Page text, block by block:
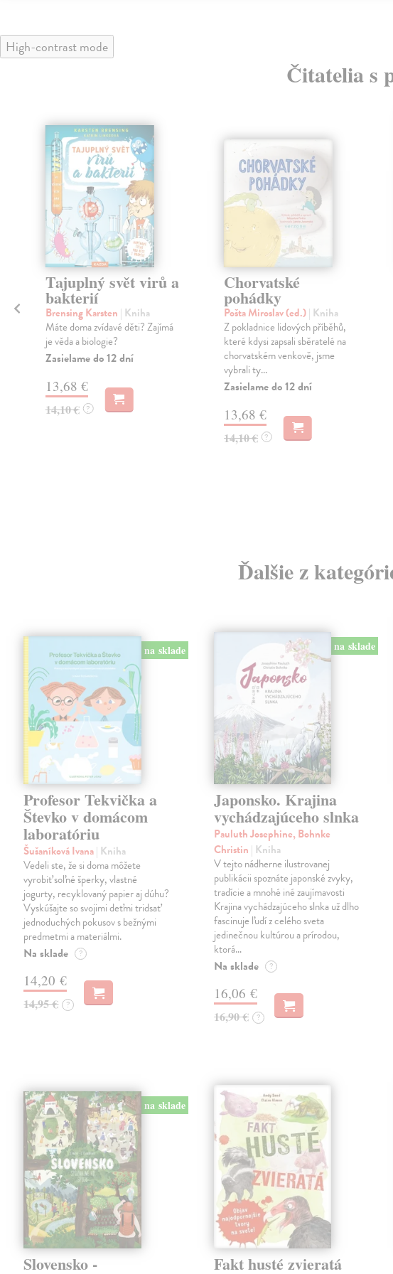
High-contrast mode
Čitatelia s
Tajuplný svět virů a
bakterií
Brensing Karsten | Kniha
Máte doma zvídavé děti? Zajímá
je věda a biologie?
Zasielame do 12 dní
13,68 €
14,10 € ?
Chorvatské
pohádky
Pošta Miroslav (ed.)| Kniha
Z pokladnice lidových příběhů,
které kdysi zapsali sběratelé na
chorvatském venkově, jsme
vybrali ty...
Zasielame do 12 dní
13,68 €
14,10 € ?
Ďalšie z
na sklade
Profesor Tekvička a
Števko v domácom
laboratóriu
Šušaníková Ivana| Kniha
Vedeli ste, že si doma môžete
vyrobiť soľné šperky, vlastné
jogurty, recyklovaný papier aj dúhu?
Vyskúšajte so svojimi deťmi tridsať
jednoduchých pokusov s bežnými
predmetmi a materiálmi.
Na sklade ?
14,20 €
14,95 € ?
na sklade
Japonsko. Krajina
vychádzajúceho slnka
Pauluth Josephine, Bohnke
Christin | Kniha
V tejto nádherne ilustrovanej
publikácii spoznáte japonské zvyky,
tradície a mnohé iné zaujímavosti
Krajina vychádzajúceho slnka už dlho
fascinuje ľudí z celého sveta
jedinečnou kultúrou a prírodou,
ktorá…
Na sklade ?
16,06 €
16,90 € ?
na sklade
Slovensko - Fakt husté zvieratá